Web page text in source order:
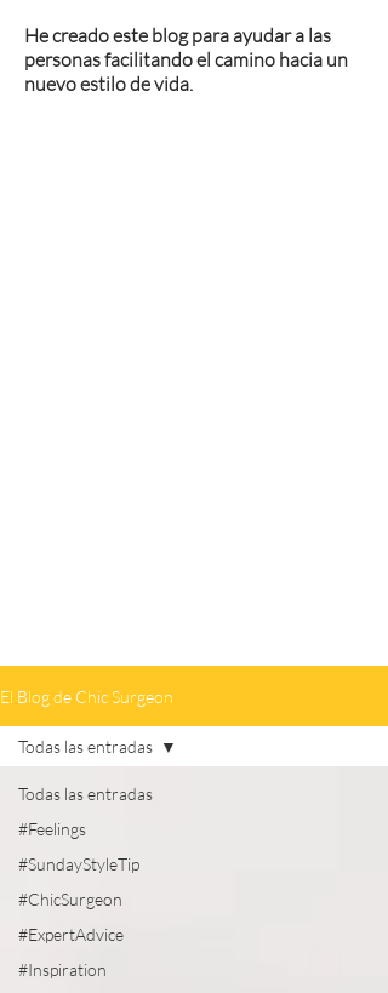
He creado este blog para ayudar a las
personas facilitando el camino hacia un
nuevo estilo de vida.
El Blog de Chic Surgeon
Todas las entradas
#Feelings
#SundayStyleTip
#ChicSurgeon
#ExpertAdvice
#Inspiration
Todas las entradas